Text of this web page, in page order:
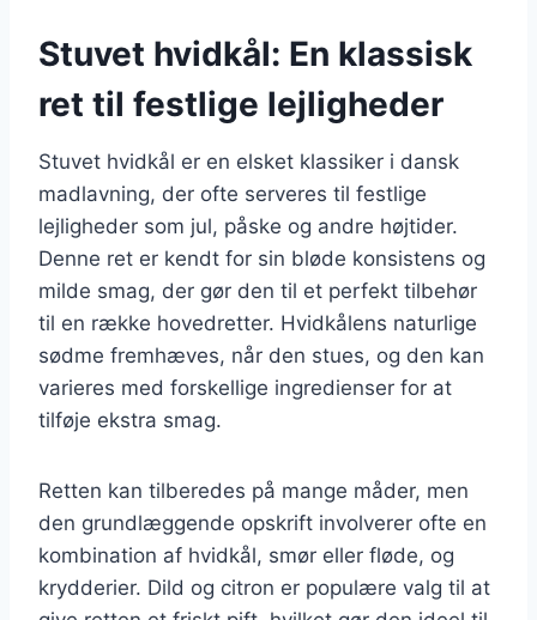
Stuvet hvidkål: En klassisk
ret til festlige lejligheder
Stuvet hvidkål er en elsket klassiker i dansk
madlavning, der ofte serveres til festlige
lejligheder som jul, påske og andre højtider.
Denne ret er kendt for sin bløde konsistens og
milde smag, der gør den til et perfekt tilbehør
til en række hovedretter. Hvidkålens naturlige
sødme fremhæves, når den stues, og den kan
varieres med forskellige ingredienser for at
tilføje ekstra smag.
Retten kan tilberedes på mange måder, men
den grundlæggende opskrift involverer ofte en
kombination af hvidkål, smør eller fløde, og
krydderier. Dild og citron er populære valg til at